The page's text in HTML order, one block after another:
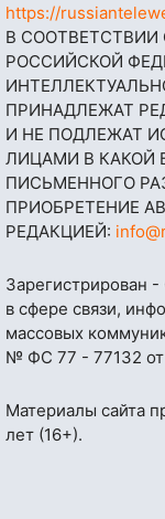
https://
В
РОССИЙСКОЙ
ПРИНАДЛЕЖАТ
И НЕ ПОДЛЕЖАТ
ЛИЦАМИ В КАКОЙ
ПИСЬМЕННОГО
ПРИОБРЕТЕНИЕ
РЕДАКЦИЕЙ:
Зарегистрирован
в сфере связи,
массовых
№ ФС 77 - 77132 от
Материалы сайта
лет (16+).